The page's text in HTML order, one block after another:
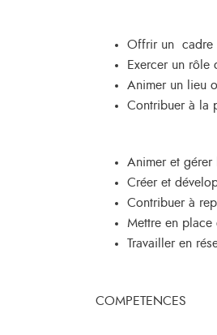
Offrir un cadre
Exercer un rôle
Animer un lieu
Contribuer à la
Animer et gérer
Créer et
Contribuer à
Mettre en
Travailler en
COMPETENCES